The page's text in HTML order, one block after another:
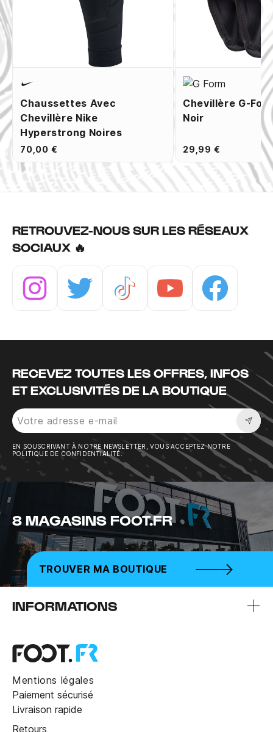
Chaussettes Avec
Chevillère Nike
Hyperstrong Noires
70,00 €
Chevillère G-
Noir
29,99 €
RETROUVEZ-NOUS SUR LES RÉSEAUX
SOCIAUX 🔥
RECEVEZ TOUTES LES OFFRES, INFOS
ET EXCLUSIVITÉS DE LA BOUTIQUE
EN SOUSCRIVANT À NOTRE NEWSLETTER, VOUS ACCEPTEZ NOTRE
POLITIQUE DE CONFIDENTIALITÉ.
8 MAGASINS FOOT.FR
TROUVER MA BOUTIQUE
INFORMATIONS
Mentions légales
Paiement sécurisé
Livraison rapide
Retours